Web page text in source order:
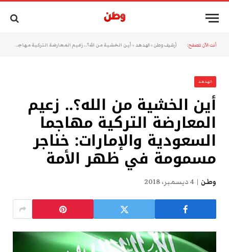
أنت الآن تتصفح: أرشيف وطن »الهدهد » أين الخشية من الله؟.. زعيم المعارضة التركية مهاجما السعودية والإمارات: خناجر مسمومة في ظهر الأمة
الهدهد
أين الخشية من الله؟.. زعيم
المعارضة التركية مهاجما
السعودية والإمارات: خناجر
مسمومة في ظهر الأمة
وطن 4 ديسمبر، 2018